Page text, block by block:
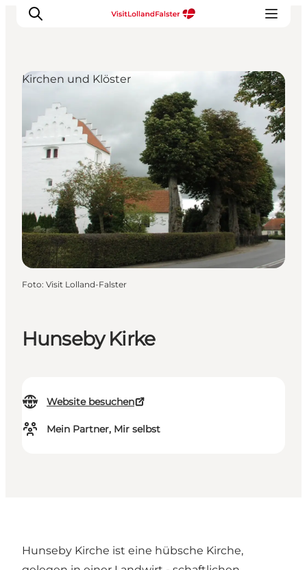
Natur und Outdoor
Familienurlaub
Kultur
Gastronomie
Urlaubsplaner
Hunseby Kirke
Website besuchen
Mein Partner, Mir selbst
Kirchen und Klöster
Foto: Visit Lolland-Falster
Hunseby Kirche ist eine hübsche Kirche,